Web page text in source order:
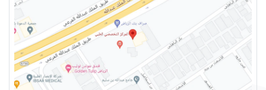
التهاب عيون الاطفال الرضع